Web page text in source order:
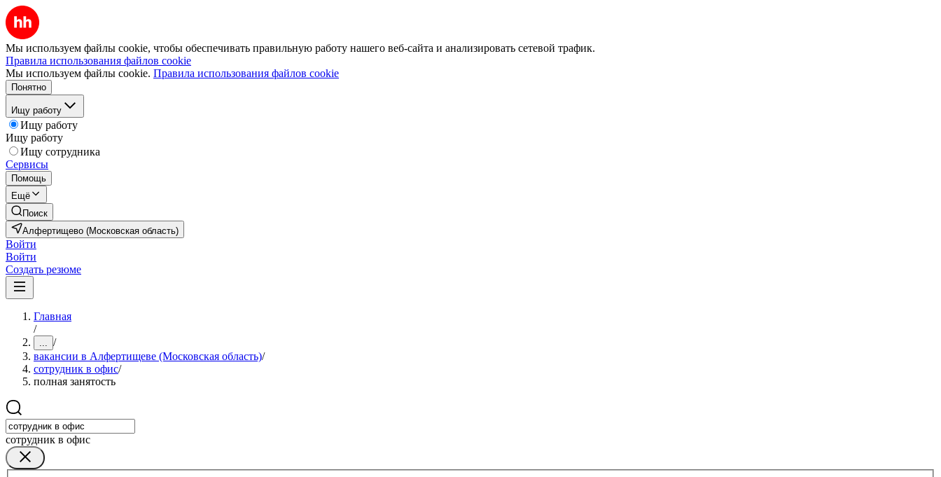
Мы используем файлы cookie, чтобы обеспечивать правильную работу нашего веб-сайта и анализировать сетевой трафик.
Правила использования файлов cookie
Мы используем файлы cookie. Правила использования файлов cookie
Понятно
Ищу работу
Ищу работу
Ищу работу
Ищу сотрудника
Сервисы
Помощь
Ещё
Поиск
Алфертищево (Московская область)
Войти
Войти
Создать резюме
Главная
/
... /
вакансии в Алфертищеве (Московская область)/
сотрудник в офис/
полная занятость
сотрудник в офис